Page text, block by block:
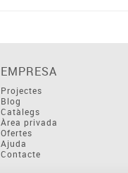
EMPRESA
Projectes
Blog
Catàlegs
Àrea privada
Ofertes
Ajuda
Contacte